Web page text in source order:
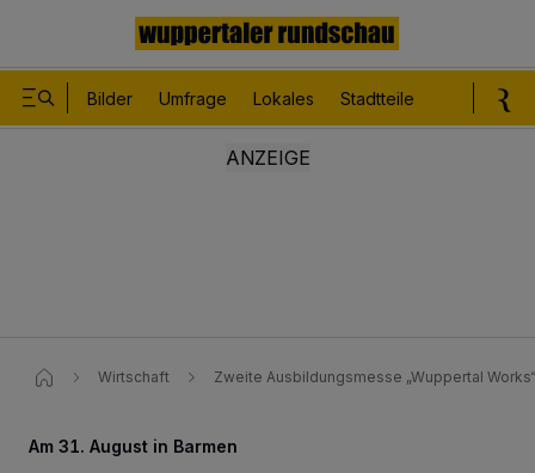
Bilder Umfrage Lokales Stadtteile
Wirtschaft Zweite Ausbildungsmesse „Wuppertal
Am 31. August in Barmen